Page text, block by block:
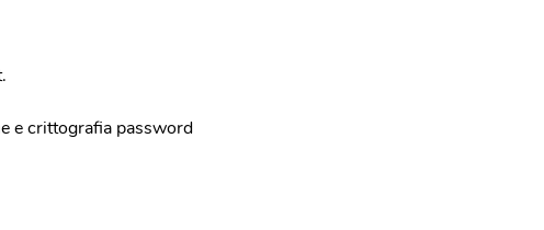
e crittografia password